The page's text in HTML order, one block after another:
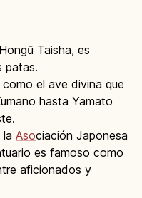
Taisha, es
patas.
el ave divina que
hasta Yamato
la Asociación Japonesa
es famoso como
aficionados y